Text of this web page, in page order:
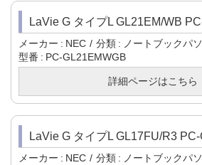
LaVie G タイプL GL21EM/WB
メーカー NEC 分類
ノートブックパ
型番
PC-GL21EMWGB
詳細ページはこちら
LaVie G タイプL GL17FU/R3
メーカー NEC 分類
ノートブックパ